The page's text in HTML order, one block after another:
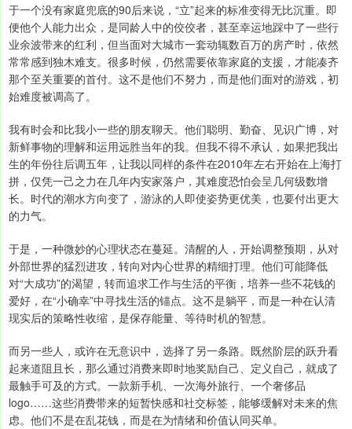
于一个没有家庭兜底的90后来说，“立”起来的标准变得无比沉重。即
便他个人能力出众，是同龄人中的佼佼者，甚至幸运地踩中了一些行
业余波带来的红利，但当面对大城市一套动辄数百万的房产时，依然
常常感到独木难支。很多时候，仍然需要依靠家庭的支援，才能凑齐
那个至关重要的首付。这不是他们不努力，而是他们面对的游戏，初
始难度被调高了。
我有时会和比我小一些的朋友聊天。他们聪明、勤奋、见识广博，对
新鲜事物的理解和运用远胜当年的我。但我不得不承认，如果把我出
生的年份往后调五年，让我以同样的条件在2010年左右开始在上海打
拼，仅凭一己之力在几年内安家落户，其难度恐怕会呈几何级数增
长。时代的潮水方向变了，游泳的人即使姿势更优美，也要付出更大
的力气。
于是，一种微妙的心理状态在蔓延。清醒的人，开始调整预期，从对
外部世界的猛烈进攻，转向对内心世界的精细打理。他们可能降低
对“大成功”的渴望，转而追求工作与生活的平衡，培养一些不花钱的
爱好，在“小确幸”中寻找生活的锚点。这不是躺平，而是一种在认清
现实后的策略性收缩，是保存能量、等待时机的智慧。
而另一些人，或许在无意识中，选择了另一条路。既然阶层的跃升看
起来道阻且长，那么通过消费来即时地奖励自己、定义自己，就成了
最触手可及的方式。一款新手机、一次海外旅行、一个奢侈品
logo……这些消费带来的短暂快感和社交标签，能够缓解对未来的焦
虑。他们不是在乱花钱，而是在为情绪和价值认同买单。